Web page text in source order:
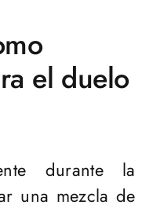
el duelo
durante la
una mezcla de